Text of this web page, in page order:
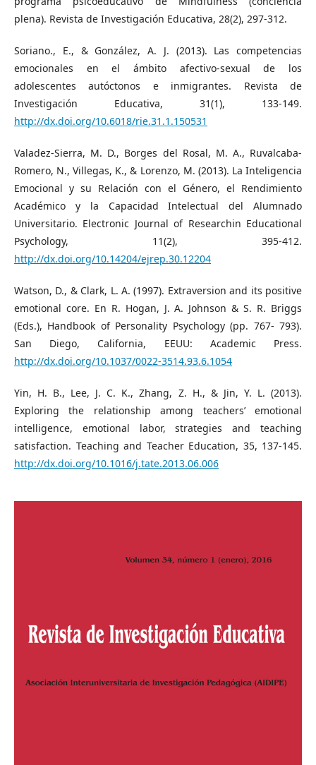
plena). Revista de Investigación Educativa, 28(2), 297-312.
Soriano., E., & González, A. J. (2013). Las competencias
emocionales en el ámbito afectivo-sexual de los
adolescentes autóctonos e inmigrantes. Revista de
Investigación Educativa, 31(1), 133-149.
http://dx.doi.org/10.6018/rie.31.1.150531
Valadez-Sierra, M. D., Borges del Rosal, M. A., Ruvalcaba-
Romero, N., Villegas, K., & Lorenzo, M. (2013). La Inteligencia
Emocional y su Relación con el Género, el Rendimiento
Académico y la Capacidad Intelectual del Alumnado
Universitario. Electronic Journal of Researchin Educational
Psychology, 11(2), 395-412.
http://dx.doi.org/10.14204/ejrep.30.12204
Watson, D., & Clark, L. A. (1997). Extraversion and its positive
emotional core. En R. Hogan, J. A. Johnson & S. R. Briggs
(Eds.), Handbook of Personality Psychology (pp. 767- 793).
San Diego, California, EEUU: Academic Press.
http://dx.doi.org/10.1037/0022-3514.93.6.1054
Yin, H. B., Lee, J. C. K., Zhang, Z. H., & Jin, Y. L. (2013).
Exploring the relationship among teachers’ emotional
intelligence, emotional labor, strategies and teaching
satisfaction. Teaching and Teacher Education, 35, 137-145.
http://dx.doi.org/10.1016/j.tate.2013.06.006